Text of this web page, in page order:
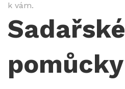
k vám.
Sadařské
pomůcky